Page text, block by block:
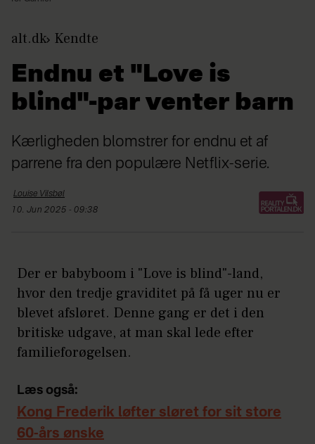
alt.dk Kendte
Endnu et "Love is
blind"-par venter barn
Kærligheden blomstrer for endnu et af
parrene fra den populære Netflix-serie.
Louise Vilsbøl
10. Jun 2025 - 09:38
Der er babyboom i "Love is blind"-land,
hvor den tredje graviditet på få uger nu er
blevet afsløret. Denne gang er det i den
britiske udgave, at man skal lede efter
familieforøgelsen.
Læs også:
Kong Frederik løfter sløret for sit store
60-års ønske